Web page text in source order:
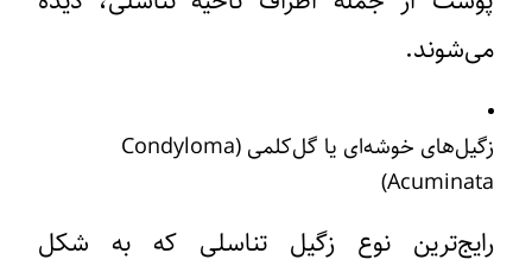
می‌شوند.
زگیل‌های خوشه‌ای یا گل‌کلمی (Condyloma
Acuminata)
رایج‌ترین نوع زگیل تناسلی که به شکل